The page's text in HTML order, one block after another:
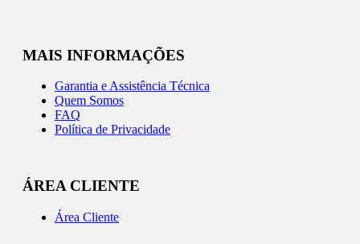
MAIS INFORMAÇÕES
Garantia e Assistência Técnica
Quem Somos
FAQ
Política de Privacidade
ÁREA CLIENTE
Área Cliente